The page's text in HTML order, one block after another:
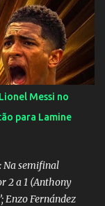
Messi no
para Lamine
semifinal
2 a 1 (Anthony
Enzo Fernández